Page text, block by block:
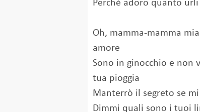
Perché adoro quanto
Oh, mamma-mamma
amore
Sono in ginocchio e non
tua pioggia
Manterrò il segreto se
Dimmi quali sono i tuoi